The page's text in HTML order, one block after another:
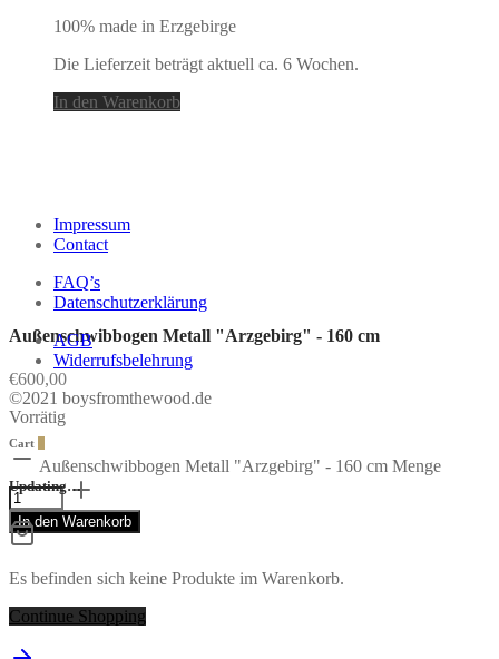
100% made in Erzgebirge
Die Lieferzeit beträgt aktuell ca. 6 Wochen.
In den Warenkorb
Außenschwibbogen Metall "Arzgebirg" - 160 cm
€600,00
Vorrätig
Außenschwibbogen Metall "Arzgebirg" - 160 cm Menge
In den Warenkorb
Impressum
Contact
FAQ’s
Datenschutzerklärung
AGB
Widerrufsbelehrung
©2021 boysfromthewood.de
Cart
Updating…
Es befinden sich keine Produkte im Warenkorb.
Continue Shopping